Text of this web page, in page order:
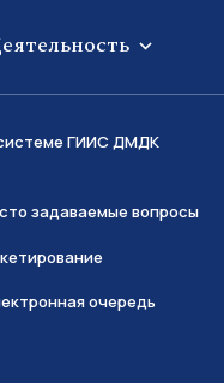
ГИИС ДМДК
задаваемые вопросы
очередь